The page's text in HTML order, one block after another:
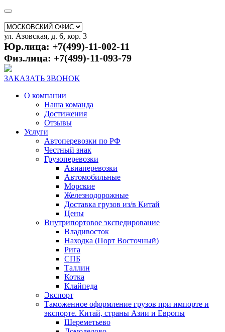
ул. Азовская, д. 6, кор. 3
Юр.лица: +7(499)-11-002-11
Физ.лица: +7(499)-11-093-79
ЗАКАЗАТЬ ЗВОНОК
О компании
Наша команда
Достижения
Отзывы
Услуги
Автоперевозки по РФ
Честный знак
Грузоперевозки
Авиаперевозки
Автомобильные
Морские
Железнодорожные
Доставка грузов из/в Китай
Цены
Внутрипортовое экспедирование
Владивосток
Находка (Порт Восточный)
Рига
СПБ
Таллин
Котка
Клайпеда
Экспорт
Таможенное оформление грузов при импорте и
экспорте. Китай, страны Азии и Европы
Шереметьево